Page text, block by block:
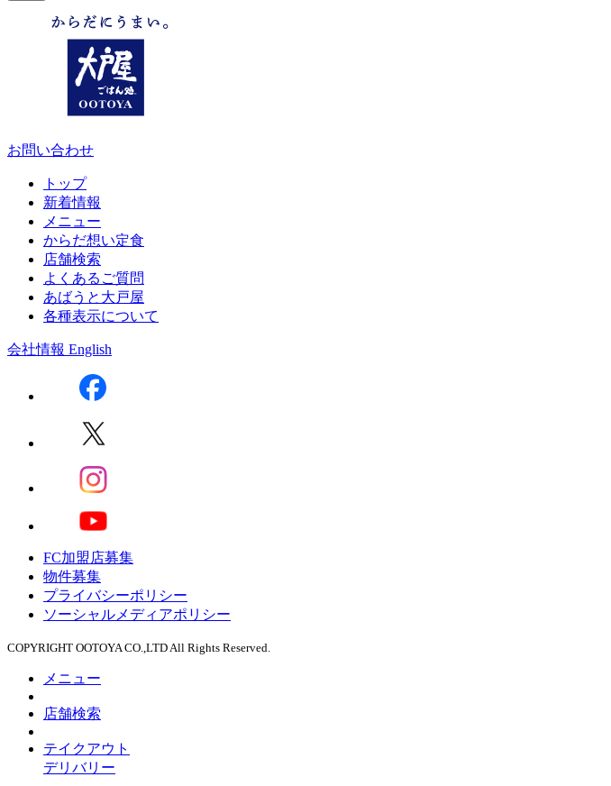
お問い合わせ
トップ
新着情報
メニュー
からだ想い定食
店舗検索
よくあるご質問
あばうと大戸屋
各種表示について
会社情報 English
FC加盟店募集
物件募集
プライバシーポリシー
ソーシャルメディアポリシー
COPYRIGHT OOTOYA CO.,LTD All Rights Reserved.
メニュー
店舗検索
テイクアウト
デリバリー